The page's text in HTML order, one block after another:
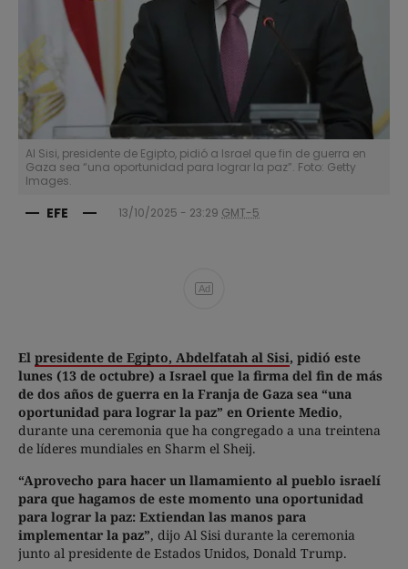
Al Sisi, presidente de Egipto, pidió a Israel que fin de guerra en
Gaza sea “una oportunidad para lograr la paz”. Foto: Getty
Images.
EFE 13/10/2025 - 23:29 GMT-5
Ad
El presidente de Egipto, Abdelfatah al Sisi, pidió este
lunes (13 de octubre) a Israel que la firma del fin de más
de dos años de guerra en la Franja de Gaza sea “una
oportunidad para lograr la paz” en Oriente Medio,
durante una ceremonia que ha congregado a una treintena
de líderes mundiales en Sharm el Sheij.
“Aprovecho para hacer un llamamiento al pueblo israelí
para que hagamos de este momento una oportunidad
para lograr la paz: Extiendan las manos para
implementar la paz”, dijo Al Sisi durante la ceremonia
junto al presidente de Estados Unidos, Donald Trump.